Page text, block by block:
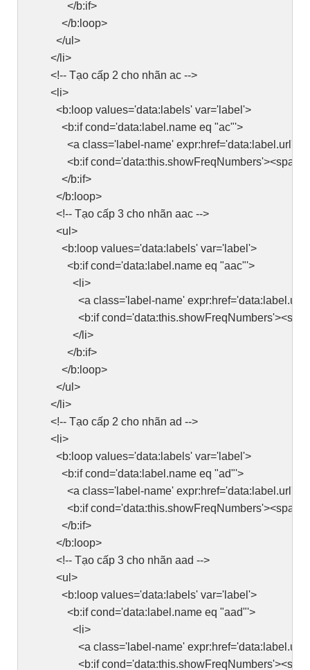
</b:if>
</b:loop>
</ul>
</li>
<!-- Tạo cấp 2 cho nhãn ac -->
<li>
<b:loop values='data:labels' var='label'>
<b:if cond='data:label.name eq "ac"'>
<a class='label-name'
<b:if cond='data:this.showFreqNumbers'><span
</b:if>
</b:loop>
<!-- Tạo cấp 3 cho nhãn aac -->
<ul>
<b:loop values='data:labels' var='label'>
<b:if cond='data:label.name eq "aac"'>
<li>
<a class='label-name'
<b:if cond='data:this.showFreqNumbers'><span
</li>
</b:if>
</b:loop>
</ul>
</li>
<!-- Tạo cấp 2 cho nhãn ad -->
<li>
<b:loop values='data:labels' var='label'>
<b:if cond='data:label.name eq "ad"'>
<a class='label-name'
<b:if cond='data:this.showFreqNumbers'><span
</b:if>
</b:loop>
<!-- Tạo cấp 3 cho nhãn aad -->
<ul>
<b:loop values='data:labels' var='label'>
<b:if cond='data:label.name eq "aad"'>
<li>
<a class='label-name'
<b:if cond='data:this.showFreqNumbers'><span